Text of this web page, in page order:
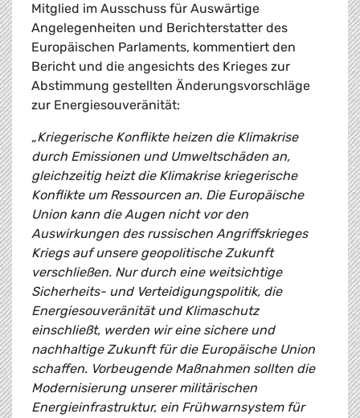
Mitglied im Ausschuss für Auswärtige
Angelegenheiten und Berichterstatter des
Europäischen Parlaments, kommentiert den
Bericht und die angesichts des Krieges zur
Abstimmung gestellten Änderungsvorschläge
zur Energiesouveränität:
„Kriegerische Konflikte heizen die Klimakrise
durch Emissionen und Umweltschäden an,
gleichzeitig heizt die Klimakrise kriegerische
Konflikte um Ressourcen an. Die Europäische
Union kann die Augen nicht vor den
Auswirkungen des russischen Angriffskrieges
Kriegs auf unsere geopolitische Zukunft
verschließen. Nur durch eine weitsichtige
Sicherheits- und Verteidigungspolitik, die
Energiesouveränität und Klimaschutz
einschließt, werden wir eine sichere und
nachhaltige Zukunft für die Europäische Union
schaffen. Vorbeugende Maßnahmen sollten die
Modernisierung unserer militärischen
Energieinfrastruktur, ein Frühwarnsystem für